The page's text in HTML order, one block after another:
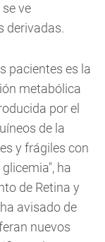
ve
derivadas.
pacientes es la
metabólica
por el
de la
y frágiles con
ha
de Retina y
avisado de
nuevos